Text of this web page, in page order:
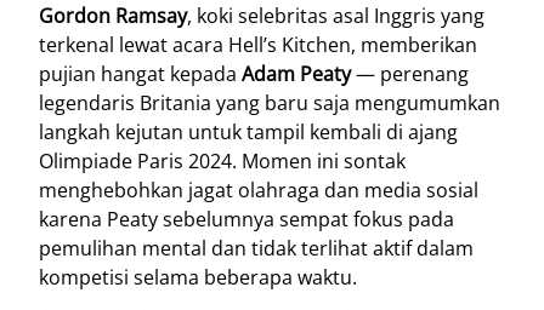
Gordon Ramsay, koki selebritas asal Inggris yang
terkenal lewat acara Hell’s Kitchen, memberikan
pujian hangat kepada Adam Peaty— perenang
legendaris Britania yang baru saja mengumumkan
langkah kejutan untuk tampil kembali di ajang
Olimpiade Paris 2024. Momen ini sontak
menghebohkan jagat olahraga dan media sosial
karena Peaty sebelumnya sempat fokus pada
pemulihan mental dan tidak terlihat aktif dalam
kompetisi selama beberapa waktu.